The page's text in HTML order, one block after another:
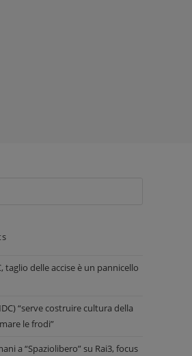
taglio delle accise è un pannicello
“serve costruire cultura della
le frodi”
a “Spaziolibero” su Rai3, focus